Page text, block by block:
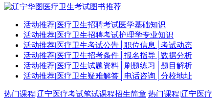
活动推荐|医疗卫生招聘考试医学基础知识
活动推荐|医疗卫生招聘考试护理学专业知识
活动推荐|医疗卫生考试公告│职位信息│考试动态
活动推荐|医疗卫生招考条件│报名指导│数据分析
活动推荐|医疗卫生试题资料│刷题练习│题目解析
活动推荐|医疗卫生疑难解答│电话咨询│分校地址
热门课程|辽宁医疗考试笔试课程招生简章 热门课程|辽宁医疗